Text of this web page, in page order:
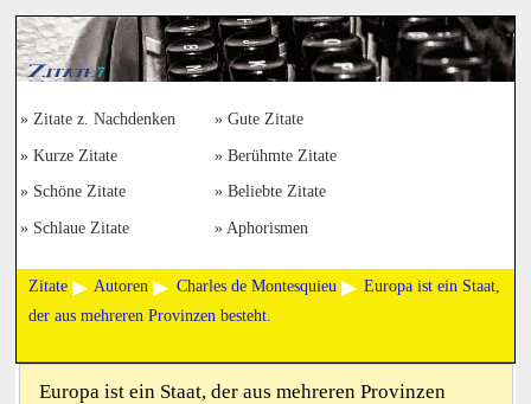
Zitate z. Nachdenken Gute Zitate
Kurze Zitate Berühmte Zitate
Schöne Zitate Beliebte Zitate
Schlaue Zitate Aphorismen
Zitate Autoren Charles de Montesquieu
Europa ist ein Staat,
der aus mehreren Provinzen besteht.
Europa ist ein Staat, der aus mehreren Provinzen